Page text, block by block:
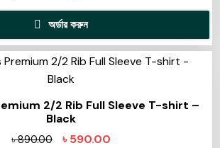
অর্ডার করুন
2/2 Rib Full Sleeve T-shirt –
Black
৳890.00 ৳590.00